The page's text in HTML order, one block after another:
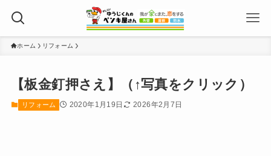
ホーム リフォーム
【板金釘押さえ】（↑写真をクリック）
リフォーム 2020年1月19日 2026年2月7日